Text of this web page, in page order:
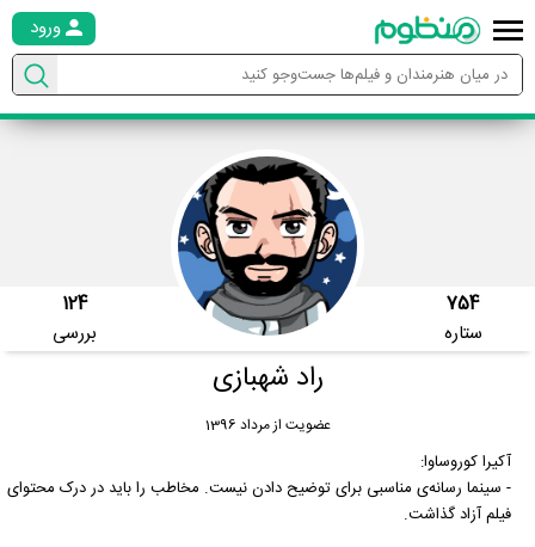
ورود
754
ستاره
124
بررسی
راد شهبازی
عضویت از مرداد 1396
آکیرا کوروساوا:
- سینما رسانه‌ی مناسبی برای توضیح دادن نیست. مخاطب را باید در درک محتوای
فیلم آزاد گذاشت.